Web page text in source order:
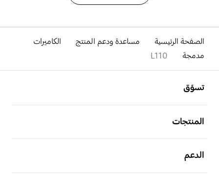
الصفحة الرئيسية مساعدة ودعم المنتج
الكاميرات
مدمجة
L110
تسوّق
المنتجات
الدعم